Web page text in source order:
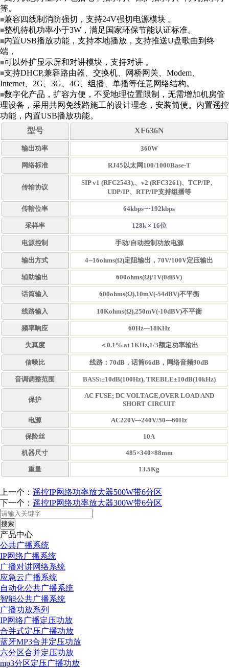
等。
■兼容四线制消防强切，支持24V强切电源模块 。
■整机待机功率小于3W，满足国家环保节能认证标准。
■内置USB播放功能，支持本地播放，支持推送U盘歌曲到终
端，
■可以外扩显示屏和对讲模块，支持对讲 。
■支持DHCP,兼容路由器、交换机、网桥网关、Modem、
Internet、2G、3G、4G、组播、单播等任意网络结构。
■数字化产品，扩容方便，不受地理位置限制，无需增加机房管
理设备，采用共网免线路施工的设计理念，安装简便。内置遥控
功能，内置USB播放功能。
型号
XF636N
输出功率 360W
网络标准 RJ45以太网100/1000Base-T
传输协议
SIP v1 (RFC2543),、v2 (RFC3261)、TCP/IP、
UDP/IP、RTP/IP支持组播等
传输位率 64kbps~~192kbps
采样率 128k × 16位
电源控制 手动/自动控制功放电源
输出方式 4--16ohms(Ω)定阻输出，70V/100V定压输出
辅助输出 600ohms(Ω)/1V(0dBV)
话筒输入 600ohms(Ω),10mV(-54dBV)不平衡
线路输入 10Kohms(Ω),250mV(-10dBV)不平衡
频率响应 60Hz---18KHz
失真度 ＜0.1% at 1KHz,1/3额定功率输出
信噪比 线路：70dB，话筒66dB ，网络音频90dB
音调调整范围 BASS:±10dB(100Hz), TREBLE±10dB(10kHz)
保护
AC FUSE; DC VOLTAGE,OVER LOAD AND
SHORT CIRCUIT
电源 AC220V---240V/50---60Hz
保险丝 10A
机器尺寸 485×340×88mm
重量 13.5Kg
上一个： 遥控IP网络功率放大器500W带6分区
下一个： 遥控IP网络功率放大器300W带6分区
搜索
产品中心
公共广播系统
IP网络广播系统
广播对讲网络系统
应急云广播系统
自动化公共广播系统
智能公共广播系统
广播功放系列
IP网络广播定压功放
合并式定压广播功放
蓝牙MP3合并定压功放
六分区合并定压功放
mp3分区定压广播功放